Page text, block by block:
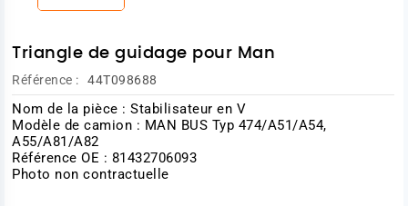
Triangle de guidage pour Man
Référence : 44T098688
Nom de la pièce : Stabilisateur en V
Modèle de camion : MAN BUS Typ 474/A51/A54,
A55/A81/A82
Référence OE : 81432706093
Photo non contractuelle